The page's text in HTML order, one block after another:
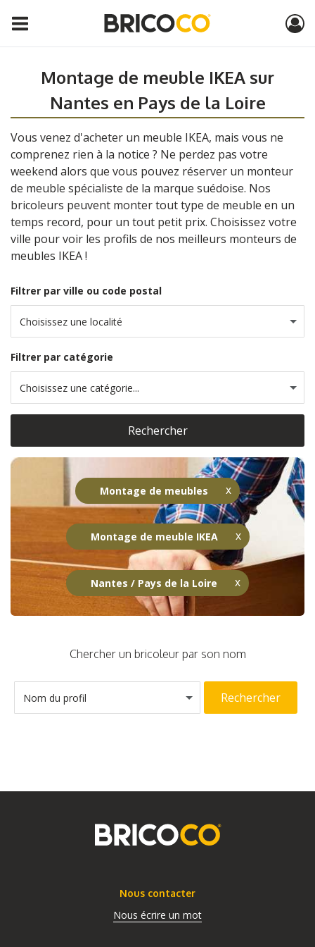
Montage de meubles
Montage de meuble IKEA
Nantes / Pays de la Loire
Montage de meuble IKEA sur
Nantes en Pays de la Loire
Vous venez d'acheter un meuble IKEA, mais vous ne
comprenez rien à la notice ? Ne perdez pas votre
weekend alors que vous pouvez réserver un monteur
de meuble spécialiste de la marque suédoise. Nos
bricoleurs peuvent monter tout type de meuble en un
temps record, pour un tout petit prix. Choisissez votre
ville pour voir les profils de nos meilleurs monteurs de
meubles IKEA !
Filtrer par ville ou code postal
Choisissez une localité
Filtrer par catégorie
Choisissez une catégorie...
Rechercher
Chercher un bricoleur par son nom
Nom du profil Rechercher
Nous contacter
Nous écrire un mot